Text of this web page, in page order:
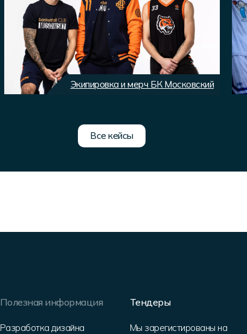
Экипировка и мерч БК Московский
Все кейсы
Полезная информация
Разработка дизайна
Тендеры
Мы зарегистированы на